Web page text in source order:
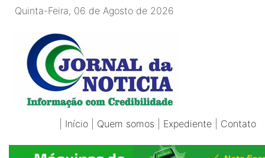
Quinta-Feira, 06 de Agosto de 2026
Início Quem somos Expediente Contato